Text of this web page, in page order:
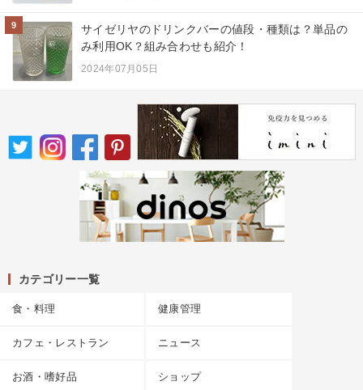
9
サイゼリヤのドリンクバーの値段・種類は？単品の
み利用OK？組み合わせも紹介！
2024年07月05日
カテゴリー一覧
食・料理 健康管理
カフェ・レストラン ニュース
お酒・嗜好品 ショップ